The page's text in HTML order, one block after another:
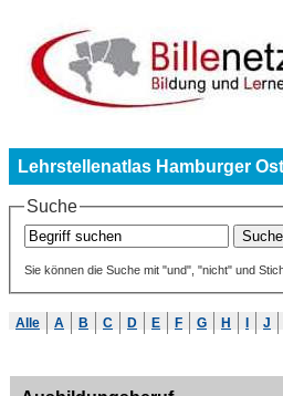
Lehrstellenatlas Hamburger
Suche
Sie können die Suche mit "und", "nicht" und
Alle A B C D E F G H J